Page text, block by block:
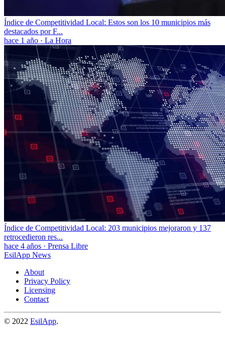
Índice de Competitividad Local: Estos son los 10 municipios más
destacados por F...
hace 1 año · La Hora
Índice de Competitividad Local: 203 municipios mejoraron y 137
retrocedieron res...
hace 4 años · Prensa Libre
EsilApp News
About
Privacy Policy
Licensing
Contact
© 2022 EsilApp.